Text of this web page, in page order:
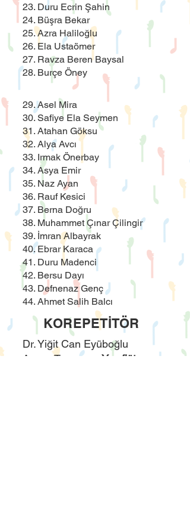
23. Duru Ecrin Şahin
24. Büşra Bekar
25. Azra Haliloğlu
26. Ela Ustaömer
27. Ravza Beren Baysal
28. Burçe Öney
29. Asel Mira
30. Safiye Ela Seymen
31. Atahan Göksu
32. Alya Avcı
33. Irmak Önerbay
34. Asya Emir
35. Naz Ayan
36. Rauf Kesici
37. Berna Doğru
38. Muhammet Çınar Çilingir
39. İmran Albayrak
40. Ebrar Karaca
41. Duru Madenci
42. Bersu Dayı
43. Defnenaz Genç
44. Ahmet Salih Balcı
KOREPETİTÖR
Dr. Yiğit Can Eyüboğlu
Aycan Turaman, Yan flüt